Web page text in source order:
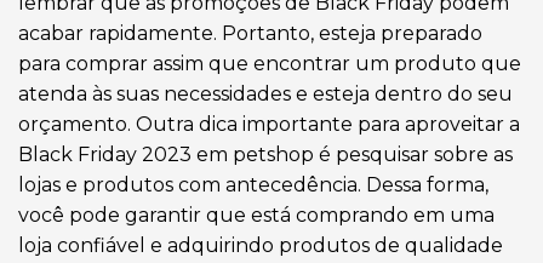
acabar rapidamente. Portanto, esteja preparado
para comprar assim que encontrar um produto que
atenda às suas necessidades e esteja dentro do seu
orçamento. Outra dica importante para aproveitar a
Black Friday 2023 em petshop é pesquisar sobre as
lojas e produtos com antecedência. Dessa forma,
você pode garantir que está comprando em uma
loja confiável e adquirindo produtos de qualidade